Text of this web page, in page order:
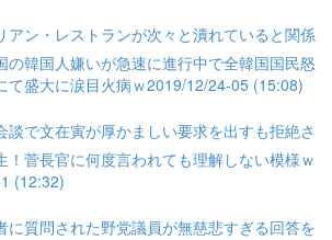
アン・レストランが次々と潰れていると関係
の韓国人嫌いが急速に進行中で全韓国国民怒
て盛大に涙目火病ｗ2019/12/24-05 (15:08)
談で文在寅が厚かましい要求を出すも拒絶さ
！菅長官に何度言われても理解しない模様ｗ
(12:32)
に質問された野党議員が無慈悲すぎる回答を